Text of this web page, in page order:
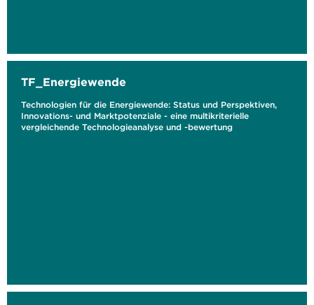
TF_Energiewende
Technologien für die Energiewende: Status und Perspektiven,
Innovations- und Marktpotenziale - eine multikriterielle
vergleichende Technologieanalyse und -bewertung